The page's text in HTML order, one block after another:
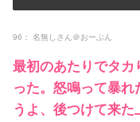
96： 名無しさん＠おーぷん
最初のあたりでタカ
った。怒鳴って暴
うよ、後つけて来